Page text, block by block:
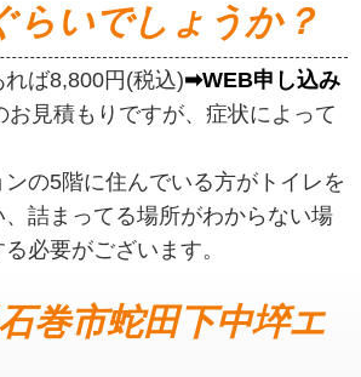
らいでしょうか？
ば8,800円(税込)➡WEB申し込み
お見積もりですが、症状によって
の5階に住んでいる方がトイレを
詰まってる場所がわからない場
必要がございます。
巻市蛇田下中埣エ